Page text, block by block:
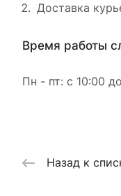
Доставка
Время работы
Пн - пт: с 10:00
Назад к